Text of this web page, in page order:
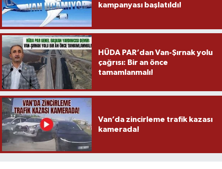
kampanyası başlatıldı!
HÜDA PAR’dan Van-Şırnak yolu
çağrısı: Bir an önce
tamamlanmalı!
Van’da zincirleme trafik kazası
kamerada!